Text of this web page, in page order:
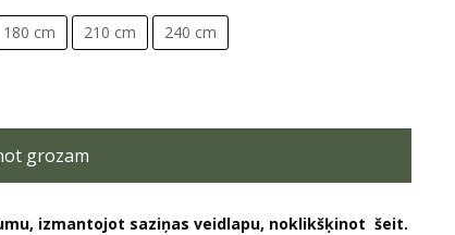
180 cm 210 cm 240 cm
€.
grozam
izmantojot saziņas veidlapu, noklikšķinot šeit.